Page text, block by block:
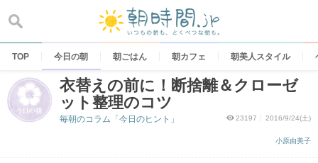
content
TOP 今日の朝 朝ごはん 朝カフェ 朝美人スタイル
衣替えの前に！断捨離＆クローゼ
ット整理のコツ
23197 2016/9/24(土)
小原由美子
毎朝のコラム「今日のヒント」